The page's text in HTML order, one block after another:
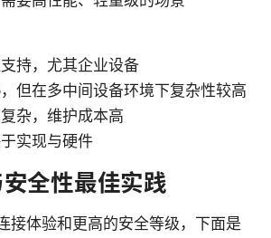
持，尤其企业设备
但在多中间设备环境下复杂性较高
杂，维护成本高
实现与硬件
全性最佳实践
接体验和更高的安全等级，下面是